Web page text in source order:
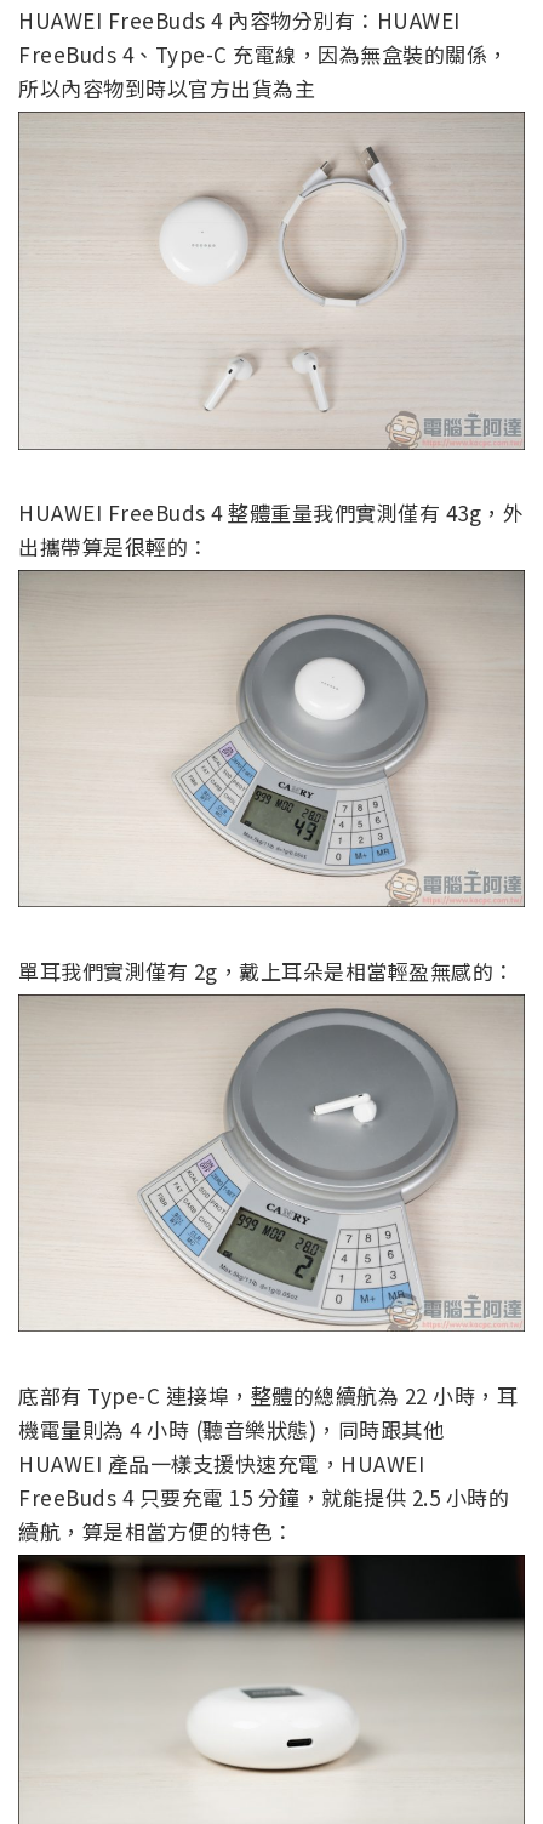
HUAWEI FreeBuds 4 內容物分別有：HUAWEI
FreeBuds 4、Type-C 充電線，因為無盒裝的關係，
所以內容物到時以官方出貨為主
HUAWEI FreeBuds 4 整體重量我們實測僅有 43g，外
出攜帶算是很輕的：
單耳我們實測僅有 2g，戴上耳朵是相當輕盈無感的：
底部有 Type-C 連接埠，整體的總續航為 22 小時，耳
機電量則為 4 小時 (聽音樂狀態)，同時跟其他
HUAWEI 產品一樣支援快速充電，HUAWEI
FreeBuds 4 只要充電 15 分鐘，就能提供 2.5 小時的
續航，算是相當方便的特色：